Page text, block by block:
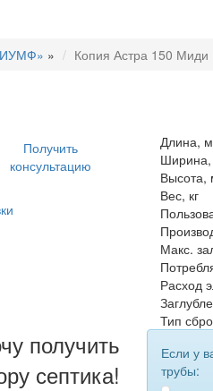
» Копия Астра 150 Миди
Получить
консультацию
Длина,
Высота,
Вес, кг
Макс.
Расход
Тип
получить
септика!
Если у
трубы: